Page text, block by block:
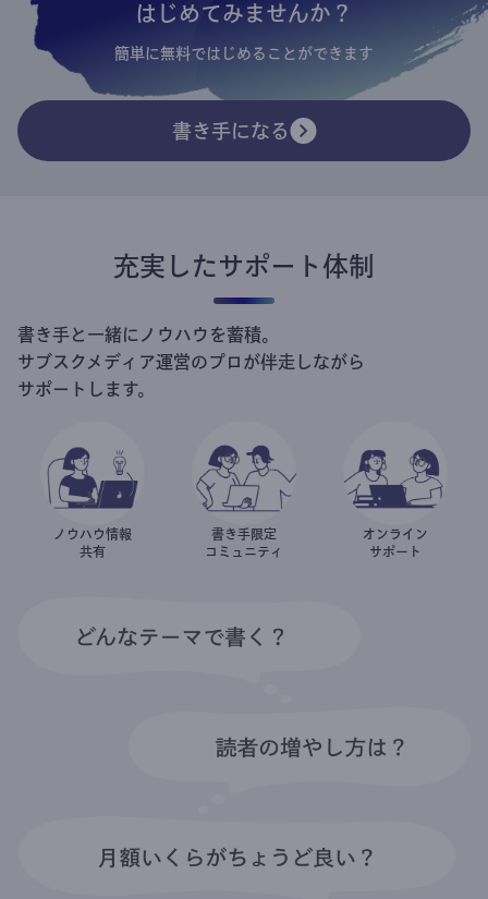
はじめてみませんか？
簡単に無料ではじめることができます
書き手になる
充実したサポート体制
書き手と一緒にノウハウを蓄積。
サブスクメディア運営のプロが伴走しながら
サポートします。
ノウハウ情報
共有
書き手限定
コミュニティ
オンライン
サポート